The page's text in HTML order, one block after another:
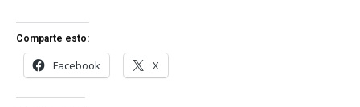
Comparte esto:
Facebook X